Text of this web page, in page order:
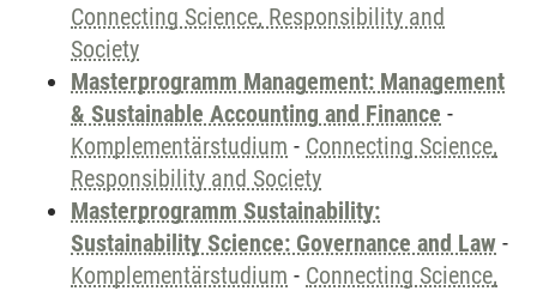
Connecting Science, Responsibility and
Society
Masterprogramm Management: Management
& Sustainable Accounting and Finance -
Komplementärstudium - Connecting Science,
Responsibility and Society
Masterprogramm Sustainability:
Sustainability Science: Governance and Law -
Komplementärstudium - Connecting Science,